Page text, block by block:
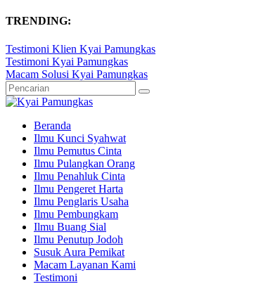
TRENDING:
Testimoni Klien Kyai Pamungkas
Testimoni Kyai Pamungkas
Macam Solusi Kyai Pamungkas
Beranda
Ilmu Kunci Syahwat
Ilmu Pemutus Cinta
Ilmu Pulangkan Orang
Ilmu Penahluk Cinta
Ilmu Pengeret Harta
Ilmu Penglaris Usaha
Ilmu Pembungkam
Ilmu Buang Sial
Ilmu Penutup Jodoh
Susuk Aura Pemikat
Macam Layanan Kami
Testimoni